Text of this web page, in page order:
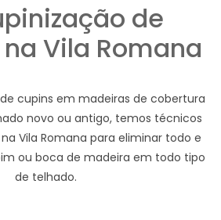
de
Vila Romana
cupins em madeiras de cobertura
novo ou antigo, temos técnicos
Vila Romana para eliminar todo e
ou boca de madeira em todo tipo
de telhado.